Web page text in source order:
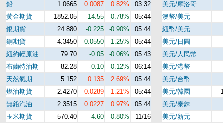
鉛
1.0665 0.0087 0.82%
03:32
黃金期貨
1852.05 -14.55 -0.78%
05:44
銀期貨
24.880 -0.225 -0.90%
05:44
銅期貨
4.3450 -0.0550 -1.25%
05:44
紐約輕原油
79.70 -0.05 -0.06%
05:43
布蘭特油期
82.28 -0.10 -0.12%
06:14
天然氣期
5.152 0.135 2.69%
05:44
燃油期貨
2.4270 0.0289 1.21%
05:44
無鉛汽油
2.3515 0.0227 0.97%
05:44
玉米期貨
570.40 -4.60 -0.80%
11/16
美元/摩洛哥
澳幣/美元
紐幣/美元
美元/日圓
美元/人民幣
美元/港幣
美元/台幣
美元/韓圜
美元/泰銖
美元/新元